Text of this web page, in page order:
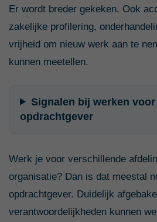
Er wordt breder gekeken. Ook
zakelijke profilering,
vrijheid om nieuw werk aan te
kunnen meetellen.
Signalen bij werken voor
opdrachtgever
Werk je voor verschillende
organisatie? Dan is dat meestal
opdrachtgever. Duidelijk
verantwoordelijkheden kunnen